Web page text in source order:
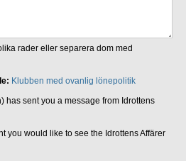
rader eller separera dom med
Klubben med ovanlig lönepolitik
has sent you a message from Idrottens
you would like to see the Idrottens Affärer